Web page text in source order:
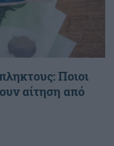
Ποιοι
αίτηση από